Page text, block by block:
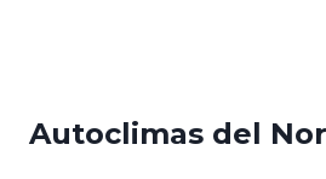
Autoclimas del